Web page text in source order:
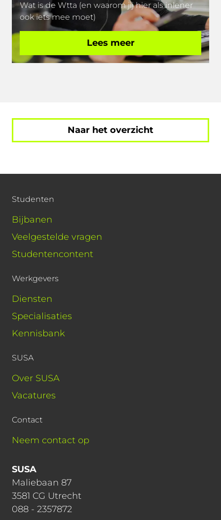
Wat is de Wtta (en waarom jij hier als inlener
ook iets mee moet)
Lees meer
Naar het overzicht
Studenten
Bijbanen
Veelgestelde vragen
Studentencontent
Werkgevers
Diensten
Specialisaties
Kennisbank
SUSA
Over SUSA
Vacatures
Contact
Neem contact op
SUSA
Maliebaan 87
3581 CG Utrecht
088 - 2357872